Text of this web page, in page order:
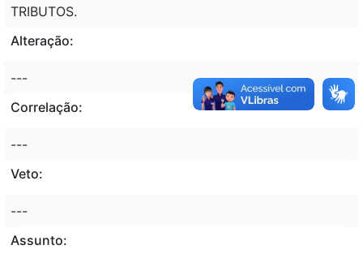
TRIBUTOS.
Alteração:
---
Correlação:
---
Veto:
---
Assunto: